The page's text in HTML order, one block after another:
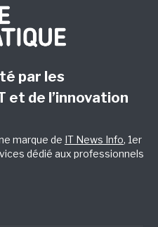
par les
et de l’innovation
marque de IT News Info, 1er
dédié aux professionnels